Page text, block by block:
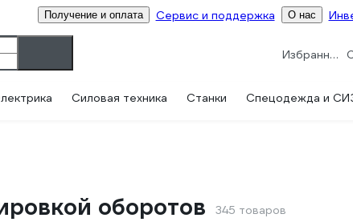
Получение и оплата Сервис и поддержка О нас
Избранное
Силовая техника Станки Спецодежда и
оборотов 345 товаров